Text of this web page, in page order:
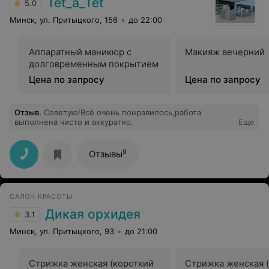
5.0
Минск, ул. Притыцкого, 156 до 22:00
Аппаратный маникюр с
долговременным покрытием
Цена по запросу
Макияж вечерний
Цена по запросу
Отзыв. Советую!Всё очень понравилось,работа
выполнена чисто и аккуратно.
Еще
Отзывы9
САЛОН КРАСОТЫ
3.1 Дикая орхидея
Минск, ул. Притыцкого, 93 до 21:00
Стрижка женская (короткий
Стрижка женская